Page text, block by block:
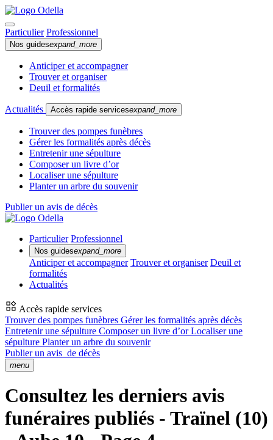
Particulier Professionnel
Nos guidesexpand_more
Anticiper et accompagner
Trouver et organiser
Deuil et formalités
Actualités Accès rapide servicesexpand_more
Trouver des pompes funèbres
Gérer les formalités après décès
Entretenir une sépulture
Composer un livre d’or
Localiser une sépulture
Planter un arbre du souvenir
Publier un avis de décès
Particulier Professionnel
Nos guidesexpand_more
Anticiper et accompagner Trouver et organiser Deuil et
formalités
Actualités
Accès rapide services
Trouver des pompes funèbres Gérer les formalités après décès
Entretenir une sépulture Composer un livre d’orLocaliser une
sépulture Planter un arbre du souvenir
Publier un avis de décès
menu
Consultez les derniers avis
funéraires publiés - Traïnel (10)